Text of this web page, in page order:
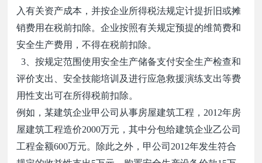
入有关资产成本，并按企业所得税法规定计提折旧或摊
销费用在税前扣除。企业按照有关规定预提的维简费和
安全生产费用，不得在税前扣除。
3 、按规定范围使用安全生产储备支付安全生产检查和
评价支出、安全技能培训及进行应急救援演练支出等费
用性支出可在所得税前扣除。
例如，某建筑企业甲公司从事房屋建筑工程， 2012年房
屋建筑工程造价2000万元，其中分包给建筑企业乙公司
工程金额600万元。除此之外，甲公司 2012年发生符合